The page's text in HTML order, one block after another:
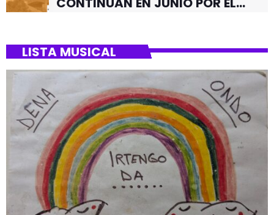
LISTA MUSICAL